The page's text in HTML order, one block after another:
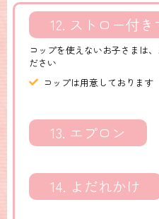
12. ストロー付
コップを使えないお子さまは
ださい
コップは用意しております
13. エプロン
14. よだれかけ